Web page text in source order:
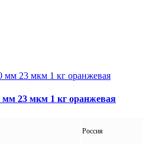
мм 23 мкм 1 кг оранжевая
Россия